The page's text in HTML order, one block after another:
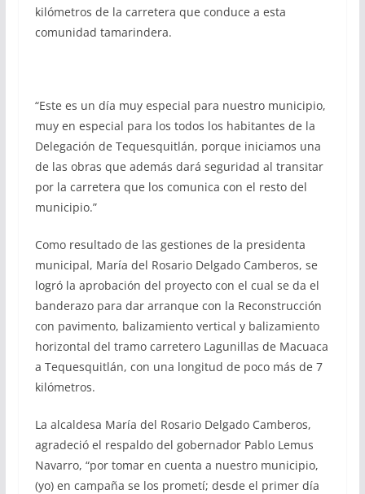
kilómetros de la carretera que conduce a esta
comunidad tamarindera.
“Este es un día muy especial para nuestro municipio,
muy en especial para los todos los habitantes de la
Delegación de Tequesquitlán, porque iniciamos una
de las obras que además dará seguridad al transitar
por la carretera que los comunica con el resto del
municipio.”
Como resultado de las gestiones de la presidenta
municipal, María del Rosario Delgado Camberos, se
logró la aprobación del proyecto con el cual se da el
banderazo para dar arranque con la Reconstrucción
con pavimento, balizamiento vertical y balizamiento
horizontal del tramo carretero Lagunillas de Macuaca
a Tequesquitlán, con una longitud de poco más de 7
kilómetros.
La alcaldesa María del Rosario Delgado Camberos,
agradeció el respaldo del gobernador Pablo Lemus
Navarro, “por tomar en cuenta a nuestro municipio,
(yo) en campaña se los prometí; desde el primer día